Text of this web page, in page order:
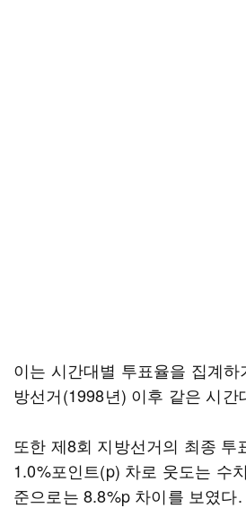
이는 시간대별 투표율을 집계
방선거(1998년) 이후 같은 시
또한 제8회 지방선거의 최종 투
1.0%포인트(p) 차로 웃도는 수
준으로는 8.8%p 차이를 보였다.